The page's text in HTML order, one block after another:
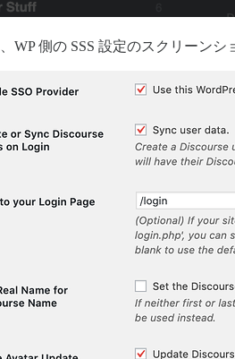
WP 側の SSS 設定のスクリーンシ